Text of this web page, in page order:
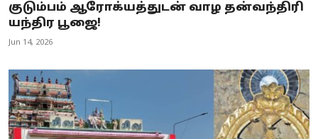
குடும்பம் ஆரோக்யத்துடன் வாழ தன்வந்திரி
யந்திர பூஜை!
Jun 14, 2026